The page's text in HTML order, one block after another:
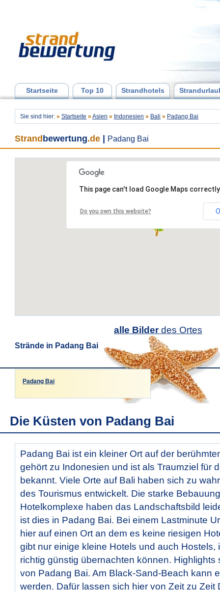
Startseite Top 10 Strandhotels
Sie sind hier: » Startseite » Asien » Indonesien » Bali » Padang Bai
Strand bewertung.de Padang Bai
This page can't load Google Maps
Do you own this website?
alle Bilderdes Ortes
Strände in Padang Bai
Padang Bai
Die Küsten von Padang Bai
Padang Bai ist ein kleiner Ort auf der
gehört zu Indonesien und ist als Traumziel für
bekannt. Viele Orte auf Bali haben sich zu
des Tourismus entwickelt. Die starke
Hotelkomplexe haben das Landschaftsbild
ist dies in Padang Bai. Bei einem Lastminute
hier auf einen Ort an dem es keine riesigen
gibt nur einige kleine Hotels und auch Hostels,
richtig günstig übernachten können. Highlights
von Padang Bai. Am Black-Sand-Beach kann
werden. Dafür lassen sich hier von Zeit zu Zeit